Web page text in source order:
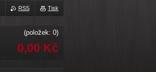
Tisk
RSS
(položek: 0)
0,00 Kč